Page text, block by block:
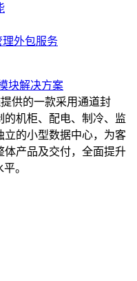
外包服务
块解决方案
供的一款采用通道封
的机柜、配电、制冷、监
立的小型数据中心，为客
体产品及交付，全面提升
。